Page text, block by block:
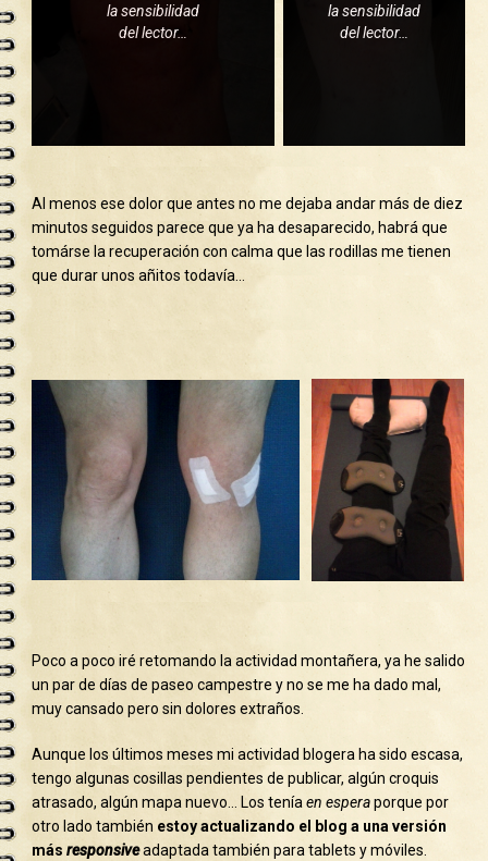
la sensibilidad
del lector…
la sensibilidad
del lector…
Al menos ese dolor que antes no me dejaba andar más de diez
minutos seguidos parece que ya ha desaparecido, habrá que
tomárse la recuperación con calma que las rodillas me tienen
que durar unos añitos todavía…
Poco a poco iré retomando la actividad montañera, ya he salido
un par de días de paseo campestre y no se me ha dado mal,
muy cansado pero sin dolores extraños.
Aunque los últimos meses mi actividad blogera ha sido escasa,
tengo algunas cosillas pendientes de publicar, algún croquis
atrasado, algún mapa nuevo… Los teníaen esperaporque por
otro lado también estoy actualizando el blog a una versión
másresponsiveadaptada también para tablets y móviles.